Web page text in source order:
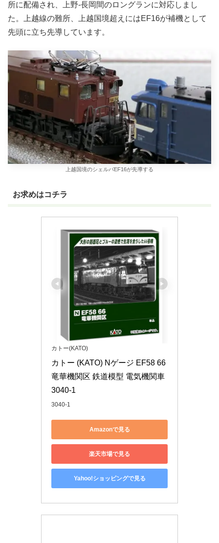
所に配備され、上野‐長岡間のロングランに対応しまし
た。上越線の難所、上越国境超えにはEF16が補機として
先頭に立ち先導しています。
上越国境のシェルパEF16が先導する
お求めはコチラ
カトー(KATO)
カトー (KATO) Nゲージ EF58 66
竜華機関区 鉄道模型 電気機関車
3040-1
3040-1
Amazonで見る
楽天市場で見る
Yahoo!ショッピングで見る